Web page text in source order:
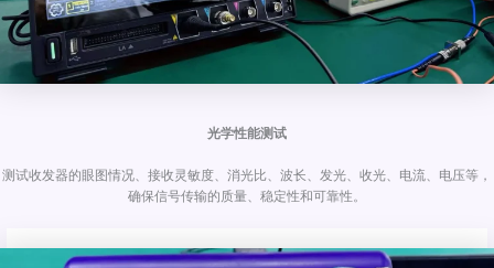
光学性能测试
测试收发器的眼图情况、接收灵敏度、消光比、波长、发光、收光、电流、电压等，
确保信号传输的质量、稳定性和可靠性。